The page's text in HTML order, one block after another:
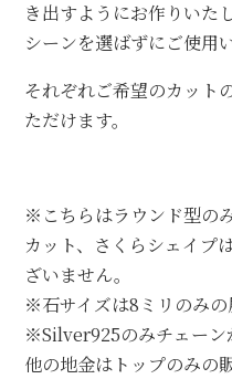
き出すようにお作りいた
シーンを選ばずにご使用
それぞれご希望のカット
ただけます。
※こちらはラウンド型の
カット、さくらシェイプ
ざいません。
※石サイズは8ミリのみの
※Silver925のみチェーン
他の地金はトップのみの